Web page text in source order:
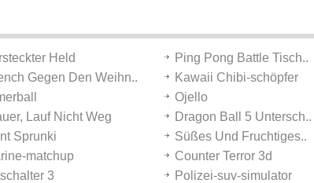
Held Ping Pong Battle Tisch..
Gegen Den Weihn.. Kawaii Chibi-schöpfer
Ojello
Lauf Nicht Weg Dragon Ball 5 Untersch..
Sprunki Süßes Und Fruchtiges..
matchup Counter Terror 3d
3 Polizei-suv-simulator